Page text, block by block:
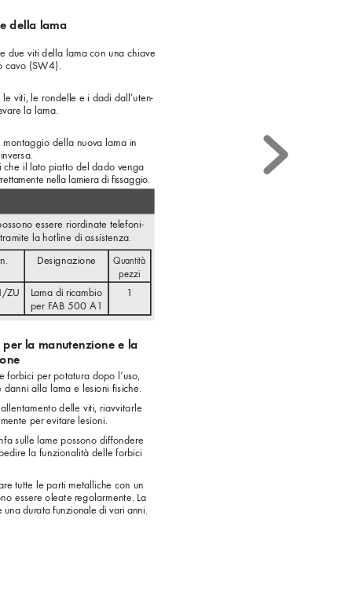
della lama
due viti della lama con una chiave
cavo (SW4).
le viti, le rondelle e i dadi dall’uten-
vare la lama.
montaggio della nuova lama in
ersa.
che il lato piatto del dado venga
nella lamiera di ﬁ ssaggio.
essere riordinate telefoni-
la hotline di assistenza.
Designazione
Quantità
pezzi
ZU
Lama di ricambio
per FAB 500 A1
1
la manutenzione e la
forbici per potatura dopo l‘uso,
danni alla lama e lesioni ﬁsiche.
delle viti, riavvitarle
per evitare lesioni.
sulle lame possono diﬀ ondere
la funzionalità delle forbici
tutte le parti metalliche con un
essere oleate regolarmente. La
una durata funzionale di vari anni.